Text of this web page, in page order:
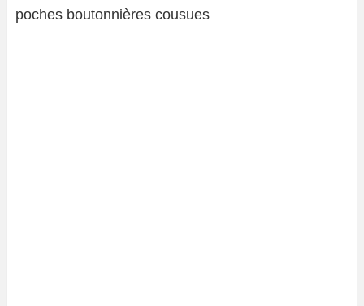
poches boutonnières cousues